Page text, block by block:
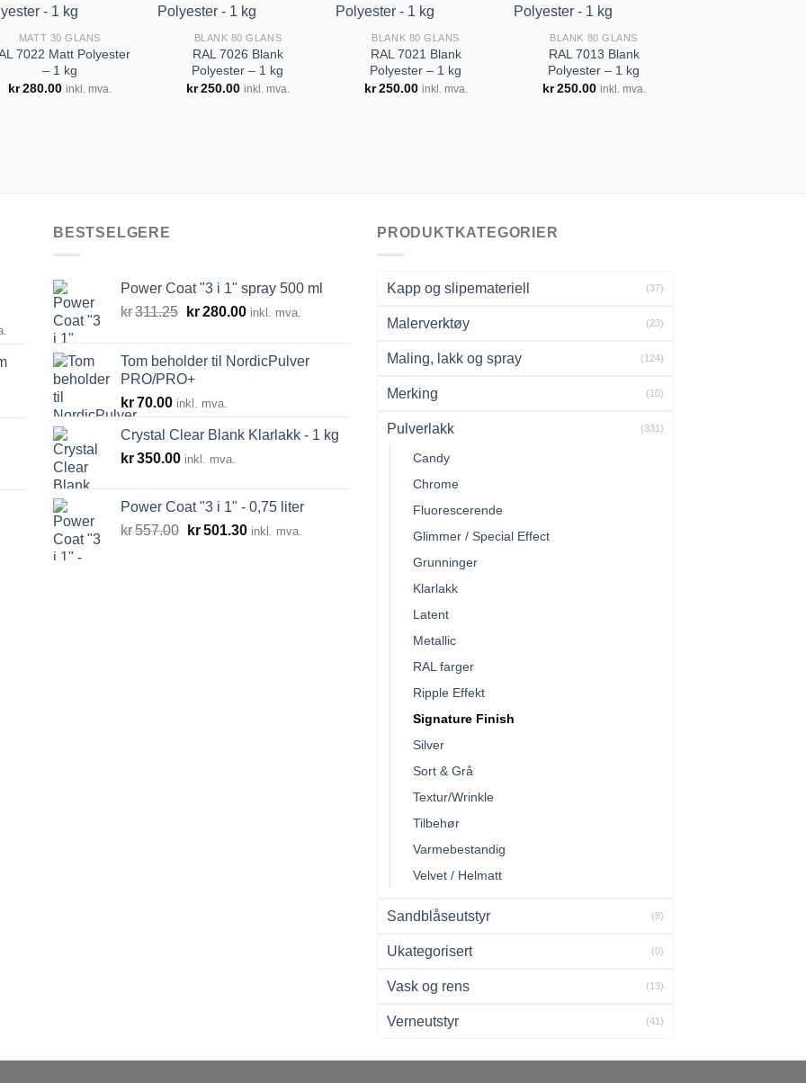
huskeliste
MATT 30 GLANS
7022 Matt Polyester
– 1 kg
kr280.00 inkl. mva.
Legg til
huskeliste
BLANK 80 GLANS
RAL 7026 Blank
Polyester – 1 kg
kr250.00 inkl. mva.
Legg til
huskeliste
BLANK 80 GLANS
RAL 7021 Blank
Polyester – 1 kg
kr 250.00 inkl. mva.
Legg til
huskeliste
BLANK 80 GLANS
RAL 7013 Blank
Polyester – 1 kg
kr 250.00 inkl. mva.
BESTSELGERE
Power Coat "3 i 1" spray 500 ml
kr311.25 Opprinnelig
kr311.25.
kr280.00Nåværende
kr280.00.
inkl. mva.
Tom beholder til NordicPulver
PRO/PRO+
kr70.00 inkl. mva.
Crystal Clear Blank Klarlakk - 1 kg
kr350.00 inkl. mva.
Power Coat "3 i 1" - 0,75 liter
kr557.00 Opprinnelig
kr501.30Nåværende
inkl. mva.
PRODUKTKATEGORIER
Kapp og slipemateriell (37)
Malerverktøy (23)
Maling, lakk og spray (124)
Merking (10)
Pulverlakk (331)
Candy
Chrome
Fluorescerende
Glimmer / Special Effect
Grunninger
Klarlakk
Latent
Metallic
RAL farger
Ripple Effekt
Signature Finish
Silver
Sort & Grå
Textur/Wrinkle
Tilbehør
Varmebestandig
Velvet / Helmatt
Sandblåseutstyr (8)
Ukategorisert (0)
Vask og rens (13)
Verneutstyr (41)